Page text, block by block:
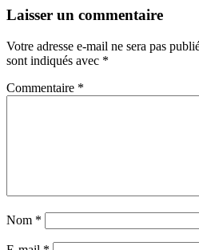
Laisser un commentaire
Votre adresse e-mail ne sera pas
sont indiqués avec *
Commentaire *
Nom *